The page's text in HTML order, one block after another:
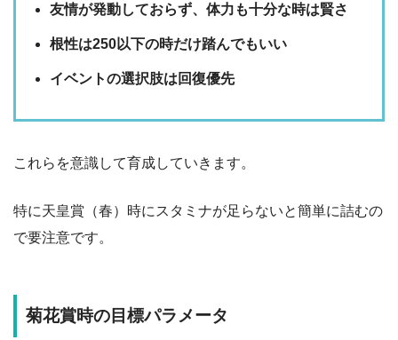
友情が発動しておらず、体力も十分な時は賢さ
根性は250以下の時だけ踏んでもいい
イベントの選択肢は回復優先
これらを意識して育成していきます。
特に天皇賞（春）時にスタミナが足らないと簡単に詰むの
で要注意です。
菊花賞時の目標パラメータ